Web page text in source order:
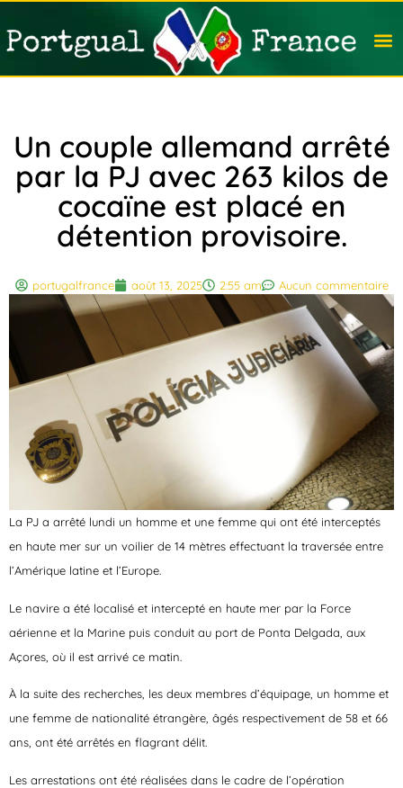
Un couple allemand arrêté
par la PJ avec 263 kilos de
cocaïne est placé en
détention provisoire.
portugalfrance août 13, 2025 2:55 am Aucun commentaire
La PJ a arrêté lundi un homme et une femme qui ont été interceptés
en haute mer sur un voilier de 14 mètres effectuant la traversée entre
l’Amérique latine et l’Europe.
Le navire a été localisé et intercepté en haute mer par la Force
aérienne et la Marine puis conduit au port de Ponta Delgada, aux
Açores, où il est arrivé ce matin.
À la suite des recherches, les deux membres d’équipage, un homme et
une femme de nationalité étrangère, âgés respectivement de 58 et 66
ans, ont été arrêtés en flagrant délit.
Les arrestations ont été réalisées dans le cadre de l’opération